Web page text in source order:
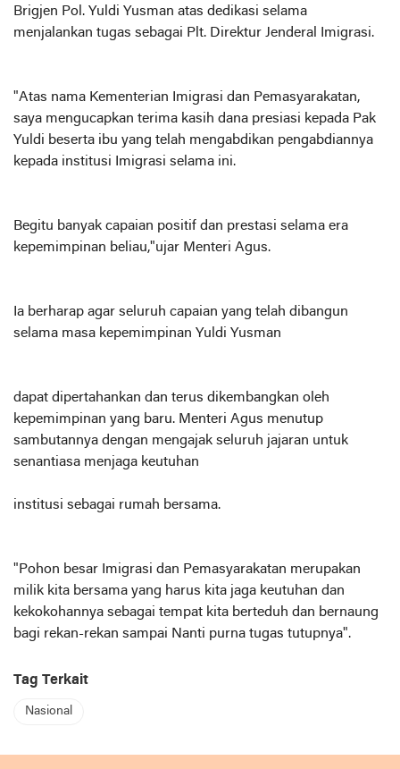
Brigjen Pol. Yuldi Yusman atas dedikasi selama
menjalankan tugas sebagai Plt. Direktur Jenderal Imigrasi.
"Atas nama Kementerian Imigrasi dan Pemasyarakatan,
saya mengucapkan terima kasih dana presiasi kepada Pak
Yuldi beserta ibu yang telah mengabdikan pengabdiannya
kepada institusi Imigrasi selama ini.
Begitu banyak capaian positif dan prestasi selama era
kepemimpinan beliau,"ujar Menteri Agus.
Ia berharap agar seluruh capaian yang telah dibangun
selama masa kepemimpinan Yuldi Yusman
dapat dipertahankan dan terus dikembangkan oleh
kepemimpinan yang baru. Menteri Agus menutup
sambutannya dengan mengajak seluruh jajaran untuk
senantiasa menjaga keutuhan
institusi sebagai rumah bersama.
"Pohon besar Imigrasi dan Pemasyarakatan merupakan
milik kita bersama yang harus kita jaga keutuhan dan
kekokohannya sebagai tempat kita berteduh dan bernaung
bagi rekan-rekan sampai Nanti purna tugas tutupnya".
Tag Terkait
Nasional